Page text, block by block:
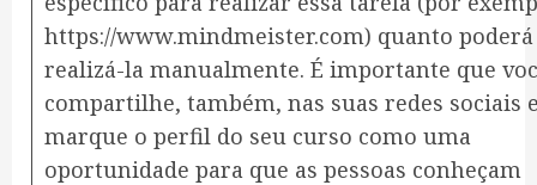
https://www.mindmeister.com) quanto poderá
realizá-la manualmente. É importante que
compartilhe, também, nas suas redes sociais
marque o perfil do seu curso como uma
oportunidade para que as pessoas conheçam